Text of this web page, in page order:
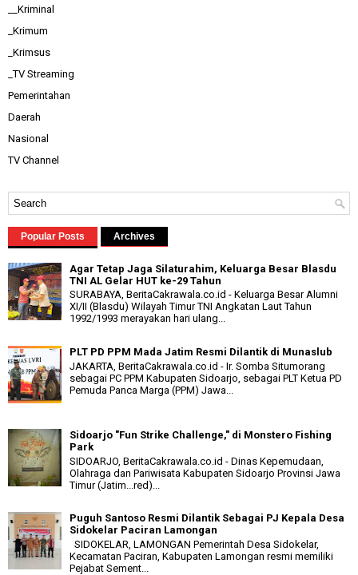
__Kriminal
_Krimum
_Krimsus
_TV Streaming
Pemerintahan
Daerah
Nasional
TV Channel
Popular Posts Archives
Agar Tetap Jaga Silaturahim, Keluarga Besar Blasdu
TNI AL Gelar HUT ke-29 Tahun
SURABAYA, BeritaCakrawala.co.id - Keluarga Besar Alumni
XI/II (Blasdu) Wilayah Timur TNI Angkatan Laut Tahun
1992/1993 merayakan hari ulang...
PLT PD PPM Mada Jatim Resmi Dilantik di Munaslub
JAKARTA, BeritaCakrawala.co.id - Ir. Somba Situmorang
sebagai PC PPM Kabupaten Sidoarjo, sebagai PLT Ketua PD
Pemuda Panca Marga (PPM) Jawa...
Sidoarjo "Fun Strike Challenge," di Monstero Fishing
Park
SIDOARJO, BeritaCakrawala.co.id - Dinas Kepemudaan,
Olahraga dan Pariwisata Kabupaten Sidoarjo Provinsi Jawa
Timur (Jatim...red)...
Puguh Santoso Resmi Dilantik Sebagai PJ Kepala Desa
Sidokelar Paciran Lamongan
SIDOKELAR, LAMONGAN Pemerintah Desa Sidokelar,
Kecamatan Paciran, Kabupaten Lamongan resmi memiliki
Pejabat Sement...